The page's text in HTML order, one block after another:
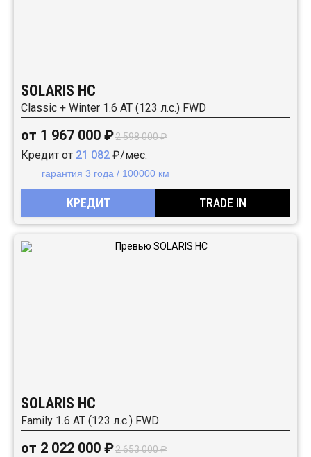
SOLARIS HC
Classic + Winter 1.6 AT (123 л.с.) FWD
от 1 967 000 ₽2 598 000 ₽
Кредит от 21 082 ₽/мес.
гарантия 3 года / 100000 км
КРЕДИТ TRADE IN
SOLARIS HC
Family 1.6 AT (123 л.с.) FWD
от 2 022 000 ₽2 653 000 ₽